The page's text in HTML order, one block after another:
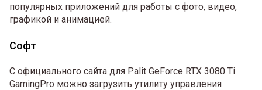
популярных приложений для работы с фото, видео,
графикой и анимацией.
Софт
С официального сайта для Palit GeForce RTX 3080 Ti
GamingPro можно загрузить утилиту управления